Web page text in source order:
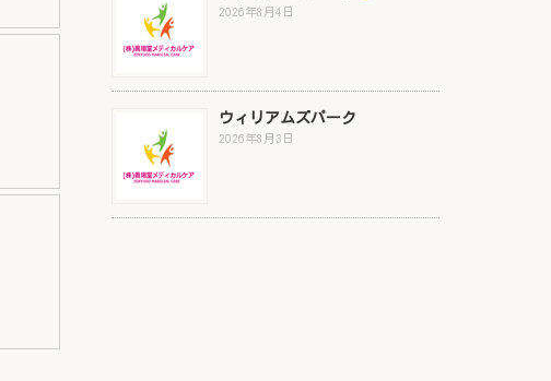
2026年8月4日
ウィリアムズパーク
2026年8月3日